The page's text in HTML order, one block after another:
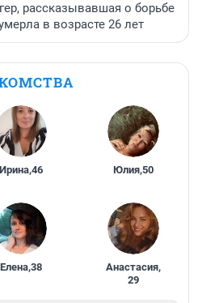
рассказывавшая о борьбе
в возрасте 26 лет
Ирина,46 Юлия,50
Елена,38 Анастасия,
29